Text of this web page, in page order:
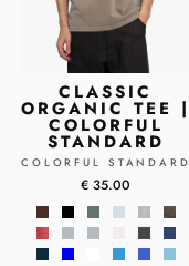
CLASSIC
ORGANIC TEE |
COLORFUL
STANDARD
COLORFUL STANDARD
€ 35.00